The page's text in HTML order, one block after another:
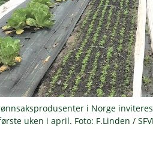
i Norge
uken i april. Foto: F.Linden /